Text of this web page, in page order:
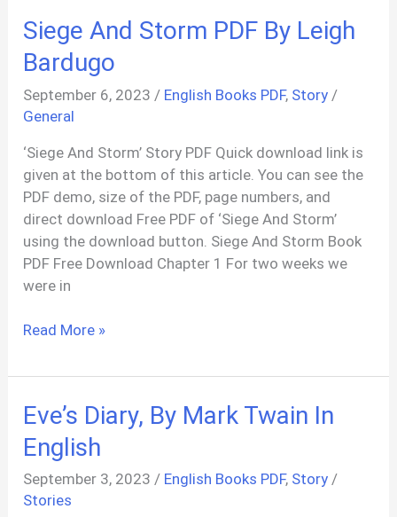
It’s
Not
PDF
Siege And Storm PDF By Leigh
Bardugo
September 6, 2023 / English Books PDF, Story /
General
‘Siege And Storm’ Story PDF Quick download link is
given at the bottom of this article. You can see the
PDF demo, size of the PDF, page numbers, and
direct download Free PDF of ‘Siege And Storm’
using the download button. Siege And Storm Book
PDF Free Download Chapter 1 For two weeks we
were in
Siege
Storm
By
Leigh
Bardugo
Read More »
Eve’s Diary, By Mark Twain In
English
September 3, 2023/ English Books PDF, Story /
Stories